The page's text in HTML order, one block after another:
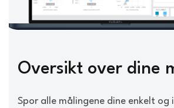
Oversikt over dine
Spor alle målingene dine enkelt og